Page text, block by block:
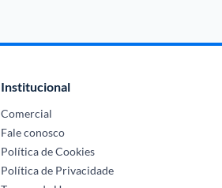
Institucional
Comercial
Fale conosco
Política de Cookies
Política de Privacidade